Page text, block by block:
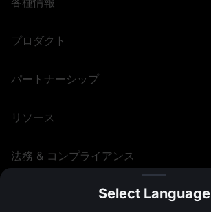
プロダクト
パートナーシップ
リソース
法務 & コンプライアンス
Select Language